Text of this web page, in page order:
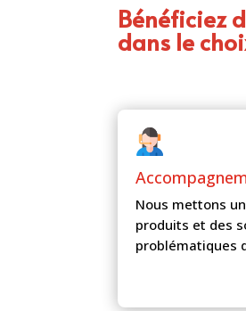
Bénéficiez
dans le
Nous mettons
produits et des
problématiques